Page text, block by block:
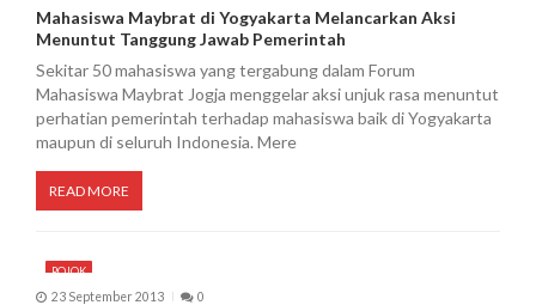
Mahasiswa Maybrat di Yogyakarta Melancarkan Aksi
Menuntut Tanggung Jawab Pemerintah
Sekitar 50 mahasiswa yang tergabung dalam Forum
Mahasiswa Maybrat Jogja menggelar aksi unjuk rasa menuntut
perhatian pemerintah terhadap mahasiswa baik di Yogyakarta
maupun di seluruh Indonesia. Mere
READ MORE
POJOK
23 September 2013 0